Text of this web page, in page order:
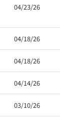
04/23/26
04/18/26
04/18/26
04/14/26
03/10/26